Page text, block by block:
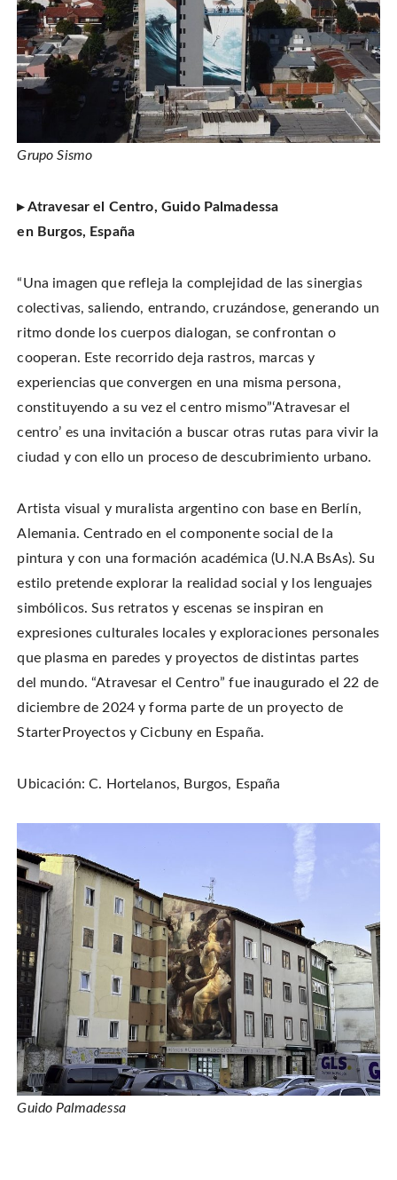
Grupo Sismo
▸ Atravesar el Centro, Guido Palmadessa
en Burgos, España
“Una imagen que refleja la complejidad de las sinergias
colectivas, saliendo, entrando, cruzándose, generando un
ritmo donde los cuerpos dialogan, se confrontan o
cooperan. Este recorrido deja rastros, marcas y
experiencias que convergen en una misma persona,
constituyendo a su vez el centro mismo”‘Atravesar el
centro’ es una invitación a buscar otras rutas para vivir la
ciudad y con ello un proceso de descubrimiento urbano.
Artista visual y muralista argentino con base en Berlín,
Alemania. Centrado en el componente social de la
pintura y con una formación académica (U.N.A BsAs). Su
estilo pretende explorar la realidad social y los lenguajes
simbólicos. Sus retratos y escenas se inspiran en
expresiones culturales locales y exploraciones personales
que plasma en paredes y proyectos de distintas partes
del mundo. “Atravesar el Centro” fue inaugurado el 22 de
diciembre de 2024 y forma parte de un proyecto de
StarterProyectos y Cicbuny en España.
Ubicación: C. Hortelanos, Burgos, España
Guido Palmadessa